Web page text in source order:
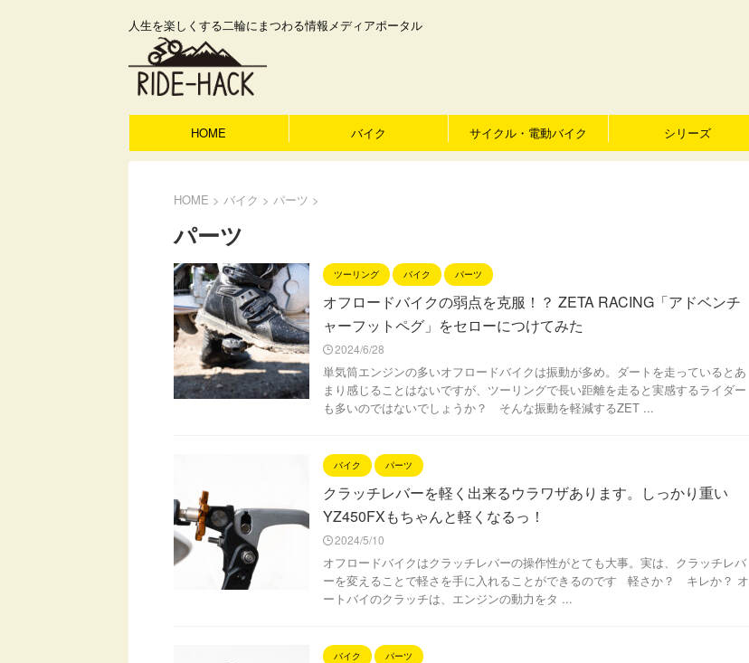
人生を楽しくする二輪にまつわる情報メディアポータル
HOME バイク サイクル・電動バイク シリーズ
HOME > バイク > パーツ >
パーツ
ツーリング バイク パーツ
オフロードバイクの弱点を克服！？ ZETA RACING「アドベンチ
ャーフットペグ」をセローにつけてみた
2024/6/28
単気筒エンジンの多いオフロードバイクは振動が多め。ダートを走っているとあ
まり感じることはないですが、ツーリングで長い距離を走ると実感するライダー
も多いのではないでしょうか？ そんな振動を軽減するZET ...
バイク パーツ
クラッチレバーを軽く出来るウラワザあります。しっかり重い
YZ450FXもちゃんと軽くなるっ！
2024/5/10
オフロードバイクはクラッチレバーの操作性がとても大事。実は、クラッチレバ
ーを変えることで軽さを手に入れることができるのです 軽さか？ キレか？ オ
ートバイのクラッチは、エンジンの動力をタ ...
バイク パーツ